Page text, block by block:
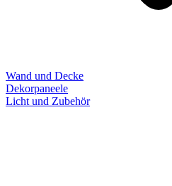
Wand und Decke
Dekorpaneele
Licht und Zubehör